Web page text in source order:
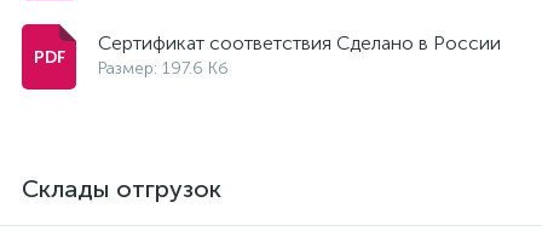
Сертификат соответствия Сделано в России
Размер: 197.6 Кб
Склады отгрузок